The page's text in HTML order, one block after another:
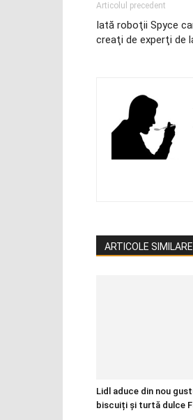
Articolul precedent
Iată roboţii Spyce
creaţi de experţi de
ARTICOLE SIMILARE
Lidl aduce din nou
biscuiți și turtă dulce